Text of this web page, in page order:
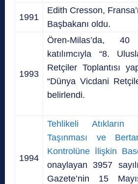
1991
Edith Cresson,
Başbakanı oldu.
1993
Ören-Milas’da,
katılımcıyla “8.
Retçiler Toplantısı
“Dünya Vicdani
belirlendi.
1994
Tehlikeli Atıkların
Taşınması ve
Kontrolüne İlişkin
onaylayan 3957
Gazete’nin 15